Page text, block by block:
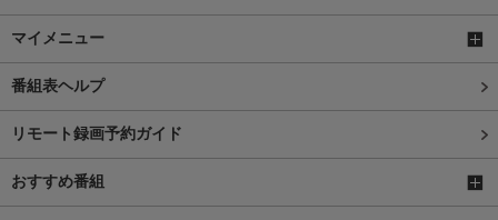
マイメニュー
番組表ヘルプ
リモート録画予約ガイド
おすすめ番組